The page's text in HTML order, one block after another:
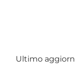
Ultimo